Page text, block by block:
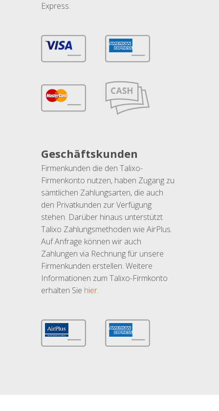
Express.
Geschäftskunden
Firmenkunden die den Talixo-
Firmenkonto nutzen, haben Zugang zu
sämtlichen Zahlungsarten, die auch
den Privatkunden zur Verfügung
stehen. Darüber hinaus unterstützt
Talixo Zahlungsmethoden wie AirPlus.
Auf Anfrage können wir auch
Zahlungen via Rechnung für unsere
Firmenkunden erstellen. Weitere
Informationen zum Talixo-Firmkonto
erhalten Sie hier.